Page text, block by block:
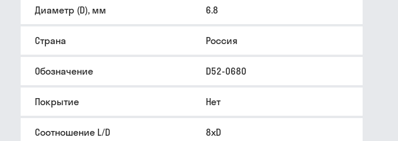
Диаметр (D), мм 6.8
Страна Россия
Обозначение D52-0680
Покрытие Нет
Соотношение L/D 8xD